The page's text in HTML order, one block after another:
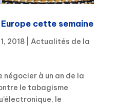
cette semaine
2018| Actualités de la
négocier à un an de la
le tabagisme
le